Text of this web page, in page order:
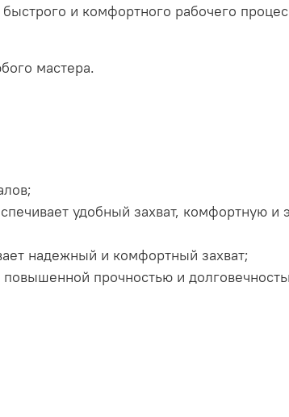
и комфортного рабочего
мастера.
удобный захват, комфортную и
надежный и комфортный захват;
прочностью и